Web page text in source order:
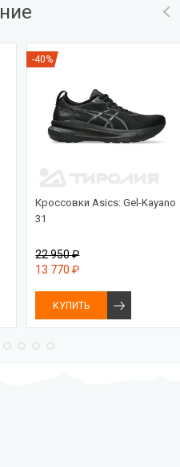
-40%
Кроссовки Asics: Gel-Kayano
31
22 950 ₽
13 770 ₽
КУПИТЬ